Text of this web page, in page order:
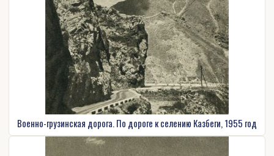
Военно-грузинская дорога. По дороге к селению Казбеги, 1955 год